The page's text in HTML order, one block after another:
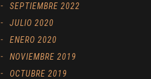
SEPTIEMBRE 2022
JULIO 2020
ENERO 2020
NOVIEMBRE 2019
OCTUBRE 2019